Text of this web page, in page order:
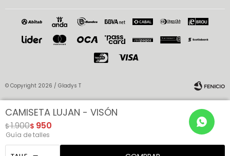
CAMISETA LUJAN - VISÓN
$ 950
$1.900
Guía de talles
© Copyright 2026 / Gladys T